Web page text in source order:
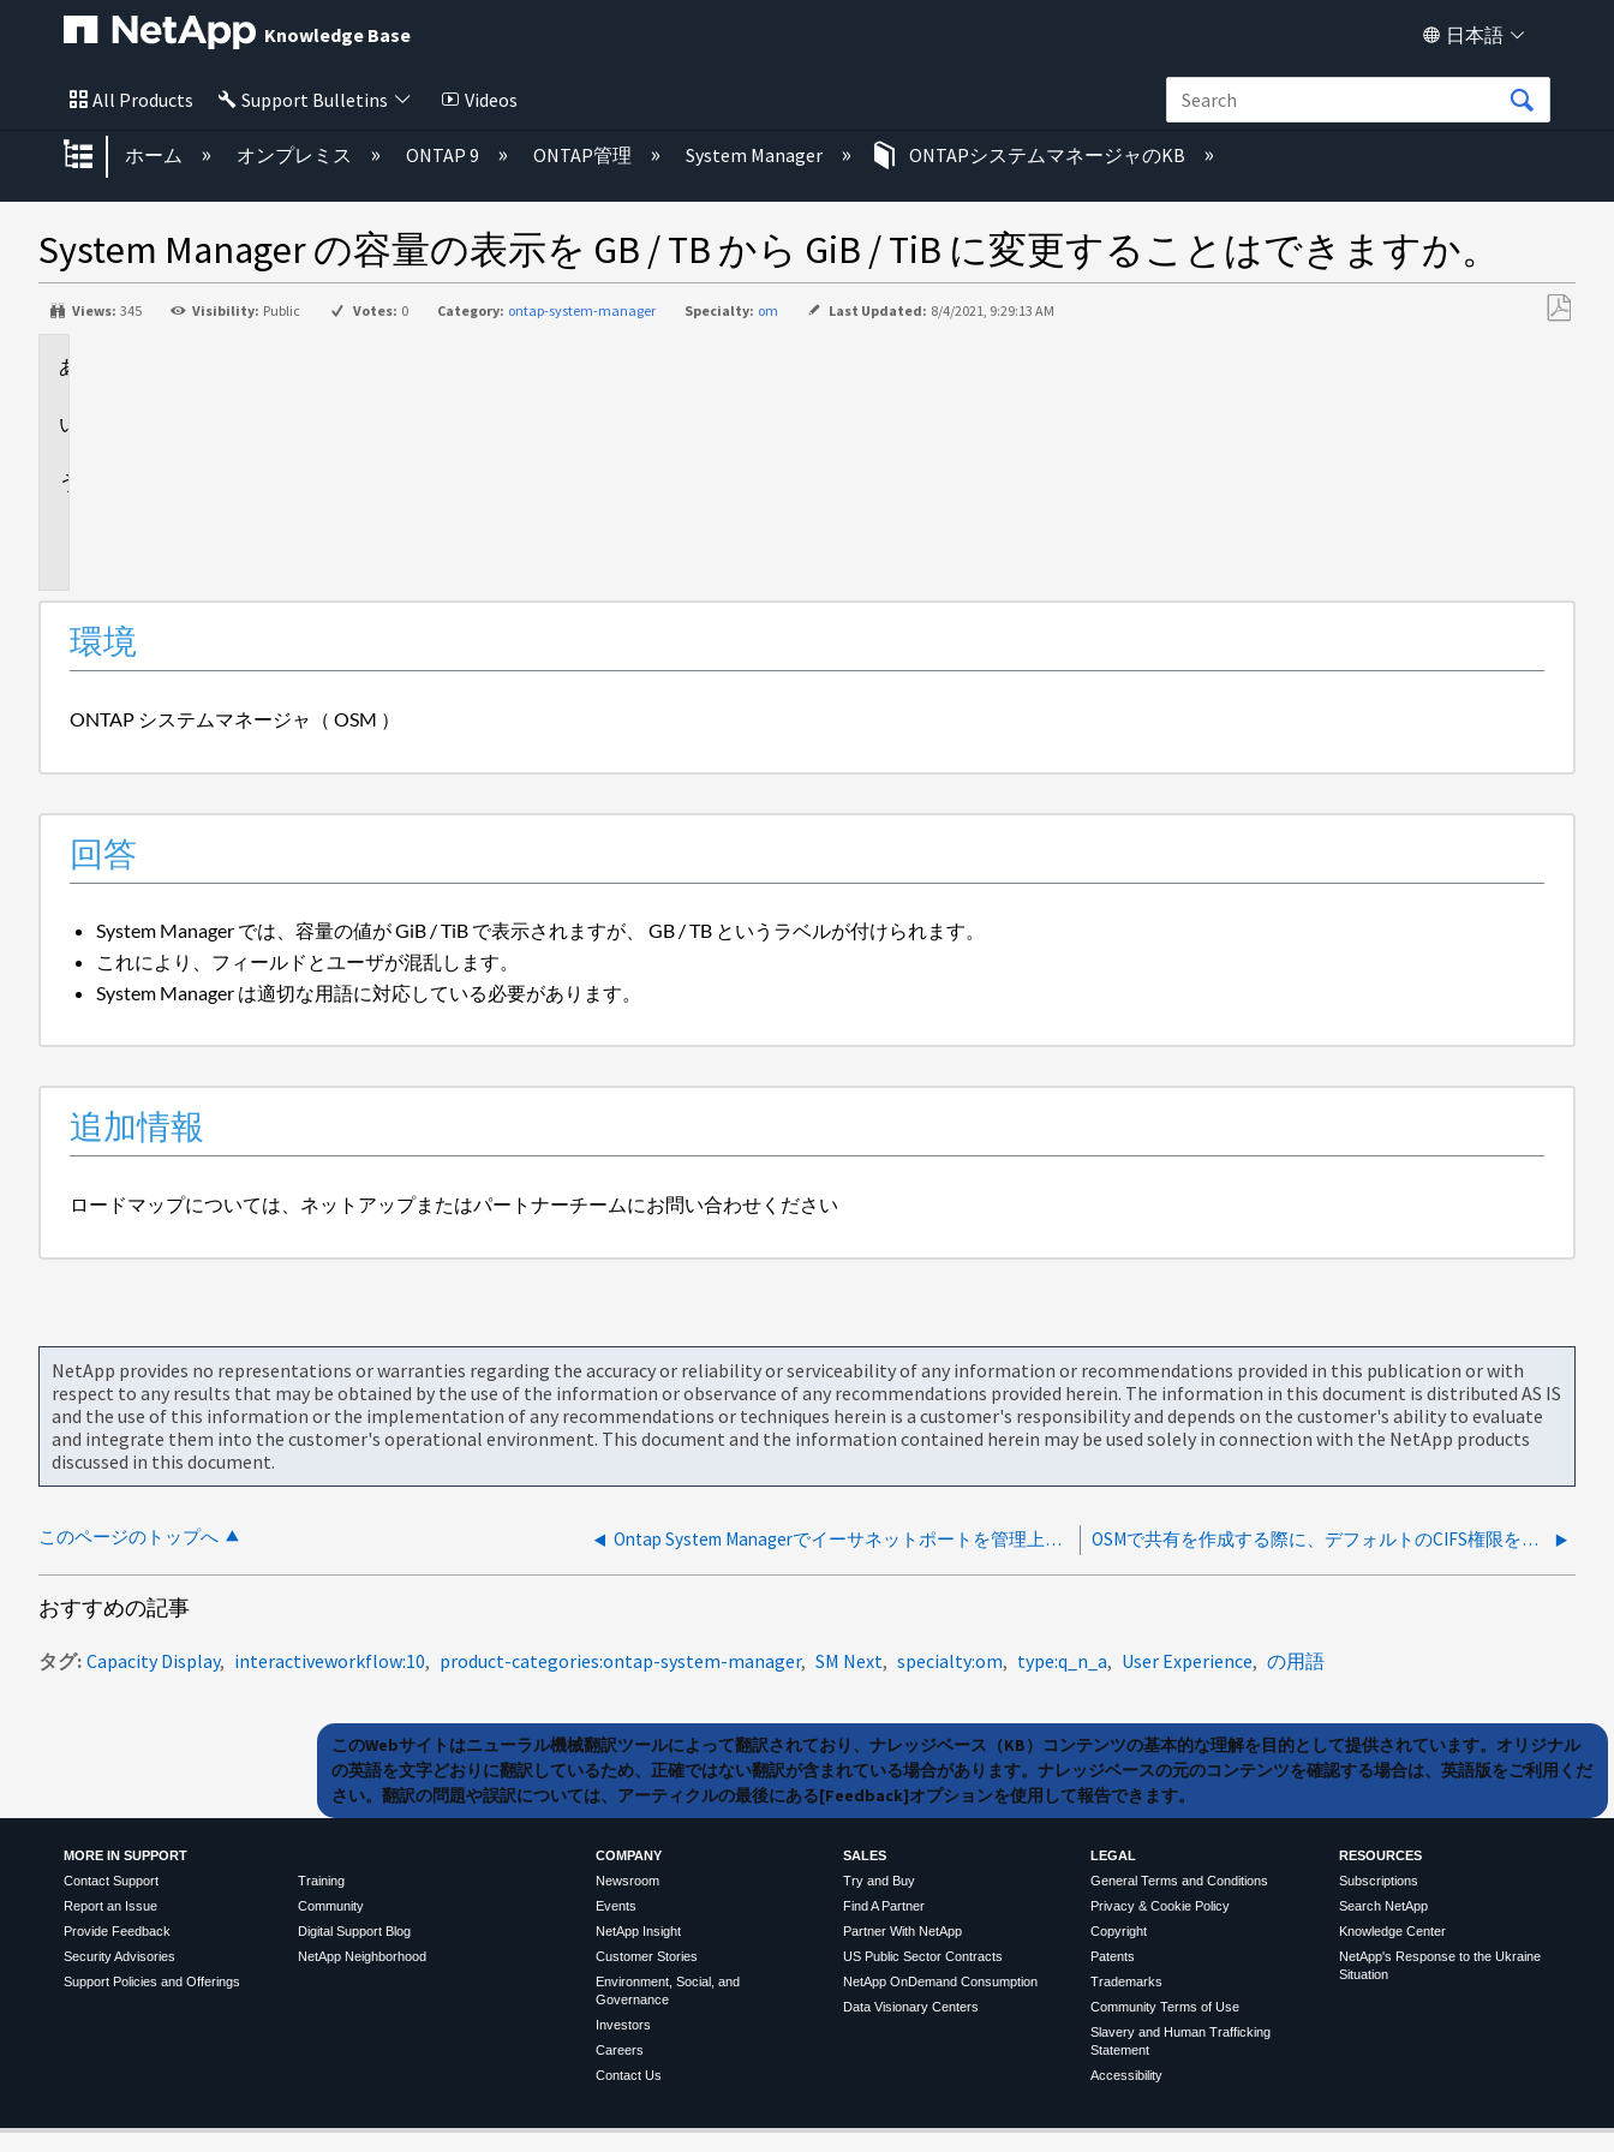
Knowledge Base 日本語
All Products Support Bulletins Videos
グローバル階層を展開/折りたたむ
ホーム オンプレミス ONTAP 9 ONTAP管理 System Manager ONTAPシステムマネージャのKB
System Manager の容量の表示を GB / TB から GiB / TiB に変更することはできますか。
Views: 345 Visibility: Public Votes: 0 Category: ontap-system-manager Specialty: om Last Updated: 8/4/2021, 9:29:13 AM
環境
ONTAP システムマネージャ（ OSM ）
回答
System Manager では、容量の値が GiB / TiB で表示されますが、 GB / TB というラベルが付けられます。
これにより、フィールドとユーザが混乱します。
System Manager は適切な用語に対応している必要があります。
追加情報
ロードマップについては、ネットアップまたはパートナーチームにお問い合わせください
NetApp provides no representations or warranties regarding the accuracy or reliability or serviceability of any information or recommendations provided in this publication or with
respect to any results that may be obtained by the use of the information or observance of any recommendations provided herein. The information in this document is distributed AS IS
and the use of this information or the implementation of any recommendations or techniques herein is a customer's responsibility and depends on the customer's ability to evaluate
and integrate them into the customer's operational environment. This document and the information contained herein may be used solely in connection with the NetApp products
discussed in this document.
このページのトップへ Ontap System Managerでイーサネットポートを管理上シャットダウンすることは可能ですか？ OSMで共有を作成する際に、デフォルトのCIFS権限を変更することはできますか？
おすすめの記事
タグ Capacity Display interactiveworkflow:10 product-categories:ontap-system-manager SM Next specialty:om type:q_n_a User Experience の用語
このWebサイトはニューラル機械翻訳ツールによって翻訳されており、ナレッジベース（KB）コンテンツの基本的な理解を目的として提供されています。オリジナル
の英語を文字どおりに翻訳しているため、正確ではない翻訳が含まれている場合があります。ナレッジベースの元のコンテンツを確認する場合は、英語版をご利用くだ
さい。翻訳の問題や誤訳については、アーティクルの最後にある[Feedback]オプションを使用して報告できます。
MORE IN SUPPORT
Contact Support
Report an Issue
Provide Feedback
Security Advisories
Support Policies and Offerings
Training
Community
Digital Support Blog
NetApp Neighborhood
COMPANY
Newsroom
Events
NetApp Insight
Customer Stories
Environment, Social, and
Governance
Investors
Careers
Contact Us
SALES
Try and Buy
Find A Partner
Partner With NetApp
US Public Sector Contracts
NetApp OnDemand Consumption
Data Visionary Centers
LEGAL
General Terms and Conditions
Privacy & Cookie Policy
Copyright
Patents
Trademarks
Community Terms of Use
Slavery and Human Trafficking
Statement
Accessibility
RESOURCES
Subscriptions
Search NetApp
Knowledge Center
NetApp's Response to the Ukraine
Situation